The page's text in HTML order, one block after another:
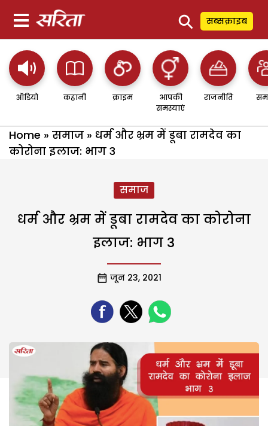
⚲ सब्सक्राइब
ऑडियो कहानी क्राइम
आपकी
समस्याएं
राजनीति
Home » समाज » धर्म और भ्रम में डूबा रामदेव का
कोरोना इलाज: भाग 3
समाज
धर्म और भ्रम में डूबा रामदेव का कोरोना
इलाज: भाग 3
जून 23, 2021